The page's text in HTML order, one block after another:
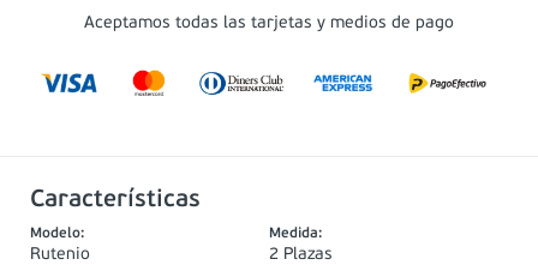
Aceptamos todas las tarjetas y medios de pago
Características
Modelo:
Rutenio
Medida:
2 Plazas